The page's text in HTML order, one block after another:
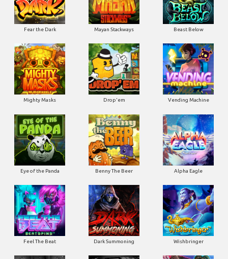
Fear the Dark Mayan Stackways Beast Below
Mighty Masks Drop'em Vending Machine
Eye of the Panda Benny The Beer Alpha Eagle
Feel The Beat Dark Summoning Wishbringer